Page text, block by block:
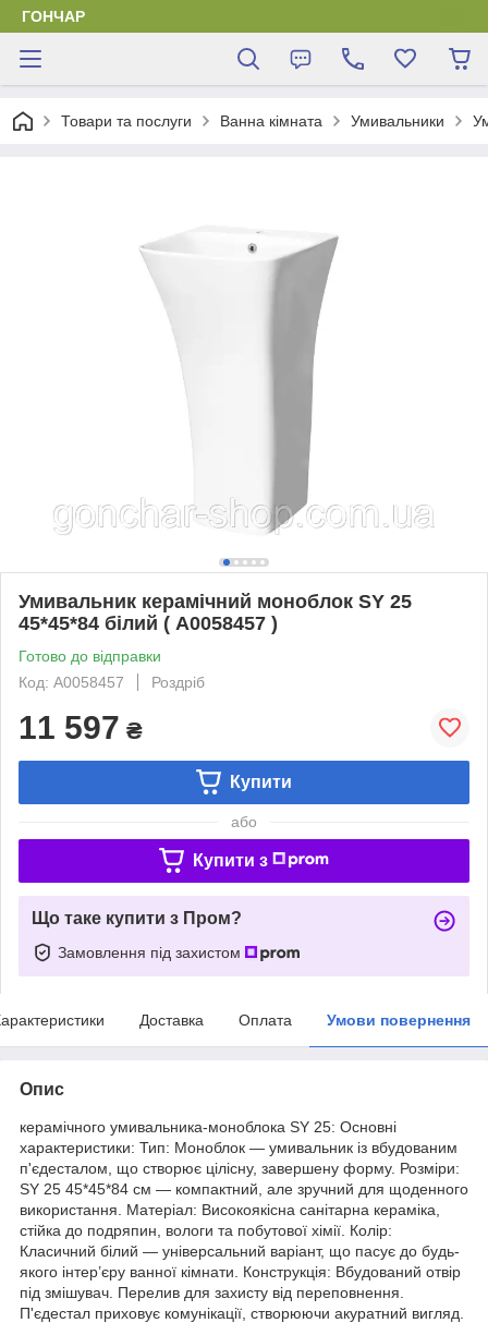
ГОНЧАР
Товари та послуги Ванна кімната Умивальники
Умивальник керамічний моноблок SY 25
45*45*84 білий ( А0058457 )
Готово до відправки
Код: А0058457
Роздріб
11 597 ₴
Купити
або
Купити з
Що таке купити з Пром?
Замовлення під захистом
Доставка Оплата Умови повернення
Опис
керамічного умивальника-моноблока SY 25: Основні
характеристики: Тип: Моноблок — умивальник із вбудованим
п'єдесталом, що створює цілісну, завершену форму. Розміри:
SY 25 45*45*84 см — компактний, але зручний для щоденного
використання. Матеріал: Високоякісна санітарна кераміка,
стійка до подряпин, вологи та побутової хімії. Колір:
Класичний білий — універсальний варіант, що пасує до будь-
якого інтер’єру ванної кімнати. Конструкція: Вбудований отвір
під змішувач. Перелив для захисту від переповнення.
П'єдестал приховує комунікації, створюючи акуратний вигляд.